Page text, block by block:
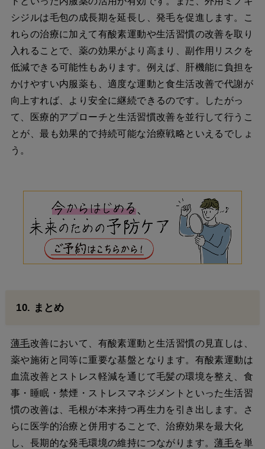
シジルは毛包の成長期を延長し、発毛を促進します。こ
れらの治療に加えて有酸素運動や生活習慣の改善を取り
入れることで、薬の効果がより高まり、副作用リスクを
低減できる可能性もあります。例えば、肝機能に負担を
かけやすい内服薬も、適度な運動と食生活改善で代謝が
向上すれば、より安全に継続できるのです。したがっ
て、医療的アプローチと生活習慣改善を並行して行うこ
とが、最も効果的で持続可能な治療戦略といえるでしょ
う。
10. まとめ
薄毛改善において、有酸素運動と生活習慣の見直しは、
薬や施術と同等に重要な基盤となります。有酸素運動は
血流改善とストレス軽減を通じて毛髪の環境を整え、食
事・睡眠・禁煙・ストレスマネジメントといった生活習
慣の改善は、毛根が本来持つ再生力を引き出します。さ
らに医学的治療と併用することで、治療効果を最大化
し、長期的な発毛環境の維持につながります。薄毛を単